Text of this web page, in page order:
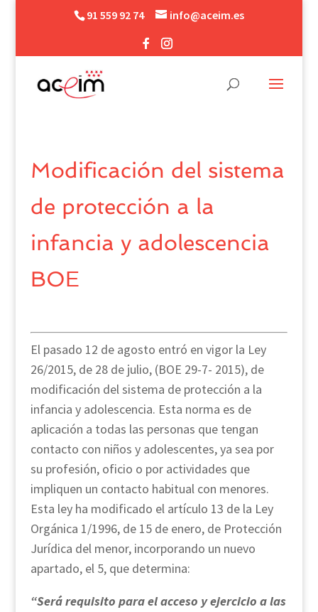
91 559 92 74 info@aceim.es
Modificación del sistema
de protección a la
infancia y adolescencia
BOE
El pasado 12 de agosto entró en vigor la Ley
26/2015, de 28 de julio, (BOE 29-7- 2015), de
modificación del sistema de protección a la
infancia y adolescencia. Esta norma es de
aplicación a todas las personas que tengan
contacto con niños y adolescentes, ya sea por
su profesión, oficio o por actividades que
impliquen un contacto habitual con menores.
Esta ley ha modificado el artículo 13 de la Ley
Orgánica 1/1996, de 15 de enero, de Protección
Jurídica del menor, incorporando un nuevo
apartado, el 5, que determina:
“Será requisito para el acceso y ejercicio a las